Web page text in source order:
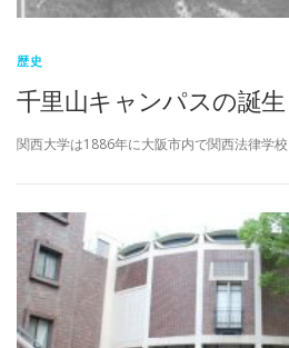
歴史
千里山キャンパスの誕生
関西大学は1886年に大阪市内で関西法律学